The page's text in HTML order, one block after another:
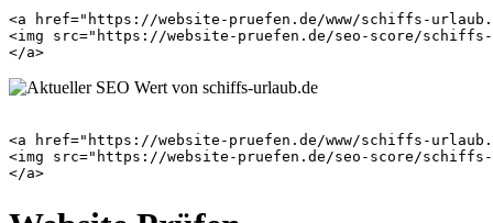
<a href="https://website-pruefen.de/www/schiffs-
<img src="https://website-pruefen.de/seo-score/
<a href="https://website-pruefen.de/www/schiffs-
<img src="https://website-pruefen.de/seo-score/